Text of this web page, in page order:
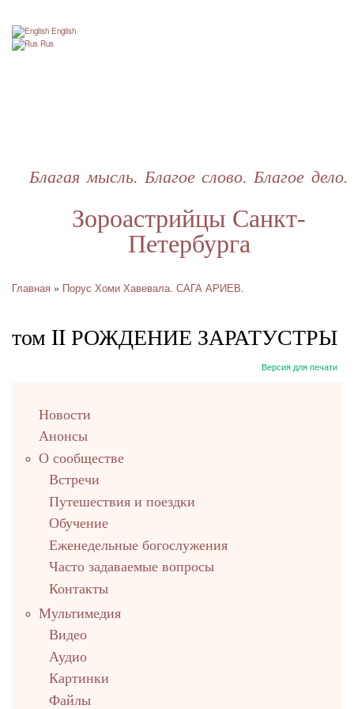
Зороастрийцы Санкт-
Петербурга
Благая мысль. Благое слово. Благое дело.
English
Rus
Главная Порус Хоми Хавевала. САГА АРИЕВ.
том II РОЖДЕНИЕ ЗАРАТУСТРЫ
Версия для печати
upНовости
Анонсы
О сообществе
Встречи
Путешествия и поездки
Обучение
Еженедельные богослужения
Часто задаваемые вопросы
Контакты
Мультимедия
Видео
Аудио
Картинки
Файлы